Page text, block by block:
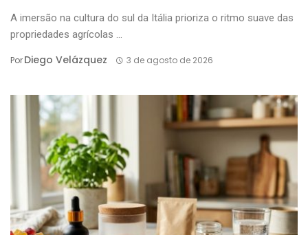
A imersão na cultura do sul da Itália prioriza o ritmo suave das
propriedades agrícolas ...
PorDiego Velázquez 3 de agosto de 2026